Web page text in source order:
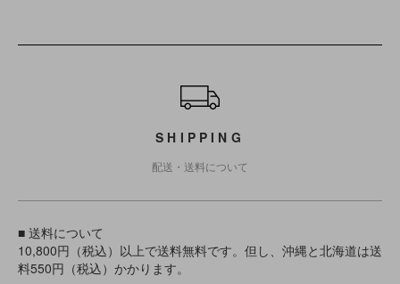
ショッピングガイド
SHIPPING
配送・送料について
■ 送料について
10,800円（税込）以上で送料無料です。但し、沖縄と北海道は送
料550円（税込）かかります。